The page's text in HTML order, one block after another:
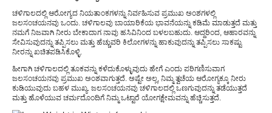
ಚಳಿಗಾಲದಲ್ಲಿ ಆರೋಗ್ಯದ ನಿಯತಾಂಕಗಳನ್ನು ನಿರ್ವಹಿಸುವ ಪ್ರಮುಖ ಅಂಶಗಳಲ್ಲಿ
ಜಲಸಂಚಯನವು ಒಂದು. ಚಳಿಗಾಲವು ಬಾಯಾರಿಕೆಯ ಭಾವನೆಯನ್ನು ಕಡಿಮೆ ಮಾಡುತ್ತದೆ ಮತ್ತು
ನಮಗೆ ನಿಜವಾಗಿ ನೀರು ಬೇಕಾದಾಗ ನಾವು ಹಸಿವಿನಿಂದ ಬಳಲಬಹುದು. ಆದ್ದರಿಂದ, ಆಹಾರವನ್ನು
ಸೇವಿಸುವುದನ್ನು ತಪ್ಪಿಸಲು ಮತ್ತು ಹೆಚ್ಚುವರಿ ಕಿಲೋಗಳನ್ನು ಹಾಕುವುದನ್ನು ತಪ್ಪಿಸಲು ಸಾಕಷ್ಟು
ನೀರನ್ನು ಖಚಿತಪಡಿಸಿಕೊಳ್ಳಿ.
ಹೀಗಾಗಿ ಚಳಿಗಾಲದಲ್ಲಿ ತೂಕವನ್ನು ಕಳೆದುಕೊಳ್ಳುವುದು ಹೇಗೆ ಎಂದು ಪರಿಗಣಿಸುವಾಗ
ಜಲಸಂಚಯನವು ಪ್ರಮುಖ ಅಂಶವಾಗುತ್ತದೆ. ಅಷ್ಟೇ ಅಲ್ಲ, ನಿಮ್ಮ ತ್ವಚೆಯ ಆರೋಗ್ಯಕ್ಕೂ ನೀರು
ಕುಡಿಯುವುದು ಬಹಳ ಮುಖ್ಯ. ಜಲಸಂಚಯನವು ಚಳಿಗಾಲದಲ್ಲಿ ಒಣಗುವುದನ್ನು ತಡೆಯುತ್ತದೆ
ಮತ್ತು ಹೊಳೆಯುವ ಚರ್ಮದೊಂದಿಗೆ ನಿಮ್ಮ ಒಟ್ಟಾರೆ ಯೋಗಕ್ಷೇಮವನ್ನು ಹೆಚ್ಚಿಸುತ್ತದೆ.